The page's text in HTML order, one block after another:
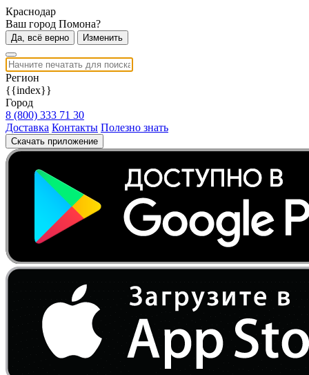
Краснодар
Ваш город Помона?
Да, всё верно Изменить
Регион
{{index}}
Город
8 (800) 333 71 30
Доставка Контакты Полезно знать
Скачать приложение